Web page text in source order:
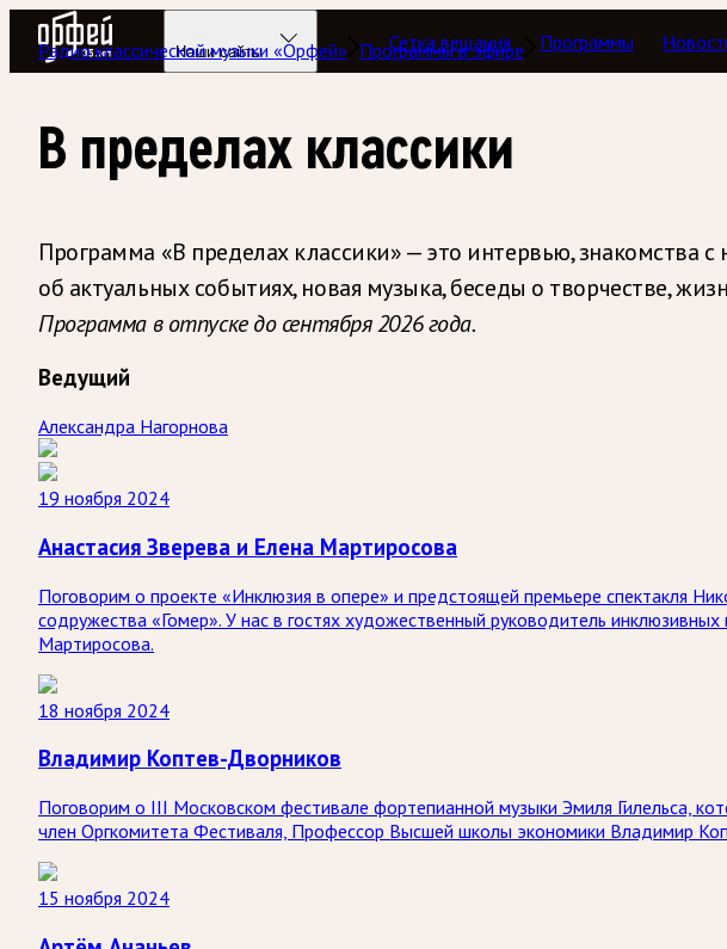
Радио Орфей
Наши сайты Сетка вещания Программы
Радио классической музыки «Орфей» Программы в эфире
В пределах классики
Программа «В пределах классики» — это интервью, знакомства
об актуальных событиях, новая музыка, беседы о творчестве,
Программа в отпуске до сентября 2026 года.
Ведущий
Александра Нагорнова
19 ноября 2024
Анастасия Зверева и Елена Мартиросова
Поговорим о проекте «Инклюзия в опере» и предстоящей премьере спектакля
содружества «Гомер». У нас в гостях художественный руководитель
Мартиросова.
18 ноября 2024
Владимир Коптев-Дворников
Поговорим о III Московском фестивале фортепианной музыки Эмиля Гилельса,
член Оргкомитета Фестиваля, Профессор Высшей школы экономики Владимир
15 ноября 2024